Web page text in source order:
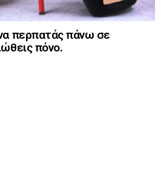
περπατάς πάνω σε
πόνο.